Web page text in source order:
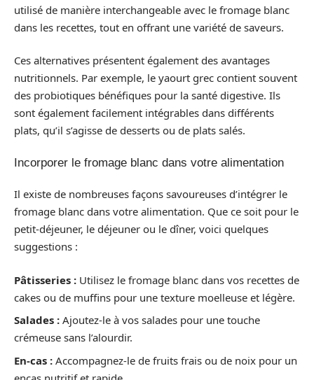
utilisé de manière interchangeable avec le fromage blanc
dans les recettes, tout en offrant une variété de saveurs.
Ces alternatives présentent également des avantages
nutritionnels. Par exemple, le yaourt grec contient souvent
des probiotiques bénéfiques pour la santé digestive. Ils
sont également facilement intégrables dans différents
plats, qu’il s’agisse de desserts ou de plats salés.
Incorporer le fromage blanc dans votre alimentation
Il existe de nombreuses façons savoureuses d’intégrer le
fromage blanc dans votre alimentation. Que ce soit pour le
petit-déjeuner, le déjeuner ou le dîner, voici quelques
suggestions :
Pâtisseries : Utilisez le fromage blanc dans vos recettes de
cakes ou de muffins pour une texture moelleuse et légère.
Salades : Ajoutez-le à vos salades pour une touche
crémeuse sans l’alourdir.
En-cas : Accompagnez-le de fruits frais ou de noix pour un